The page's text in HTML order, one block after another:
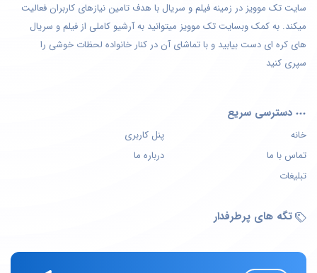
سایت تک موویز در زمینه فیلم و سریال با هدف تامین نیازهای کاربران فعالیت
میکند. به کمک وبسایت تک موویز میتوانید به آرشیو کاملی از فیلم و سریال
های کره ای دست بیابید و با تماشای آن در کنار خانواده لحظات خوشی را
سپری کنید
دسترسی سریع
خانه
پنل کاربری
تماس با ما
درباره ما
تبلیغات
تگه های پرطرفدار